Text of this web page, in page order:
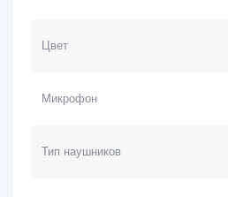
Цвет
Микрофон
Тип наушников